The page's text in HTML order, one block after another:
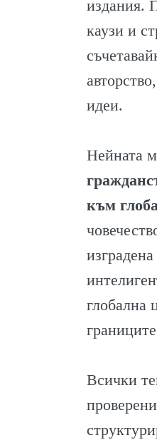
ИЗКУСТВО
ХРИСТИЯНСКИ
ПРАЗНИЦИ
ЗНАЧИМИ
ПРАЗНИЦИ
ПРАЗНИЦИ
ОБЩЕСТВО
ПОЛЕЗНО
издания.
каузи и
идеи.
Нейната
към
глобална
Всички